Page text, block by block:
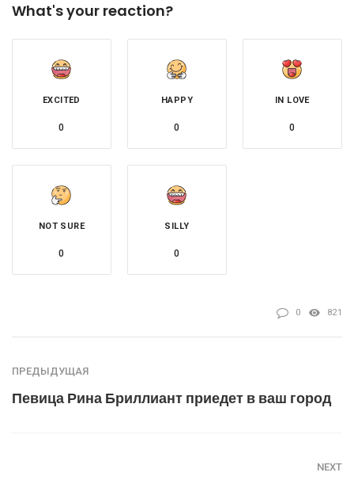
What's your reaction?
EXCITED
0
HAPPY
0
IN LOVE
0
NOT SURE
0
SILLY
0
0 821
ПРЕДЫДУЩАЯ
Певица Рина Бриллиант приедет в ваш город
NEXT